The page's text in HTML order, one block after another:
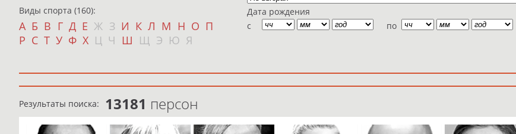
Виды спорта (160):
А Б В Г Д Е Ж З И К Л М Н О П
Р С Т У Ф Х Ц Ч Ш Щ Э Ю Я
Дата рождения
с
по
Результаты поиска: 13181 персон